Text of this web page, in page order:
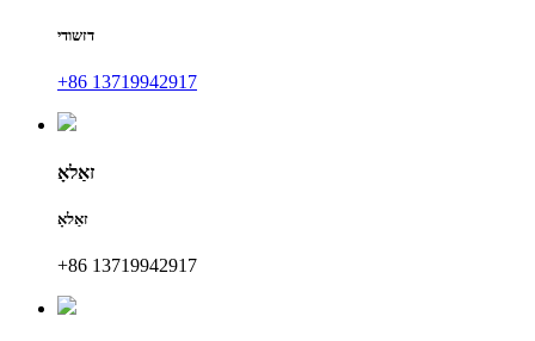
דזשודי
+86 13719942917
זאַלאָ
זאַלאָ
+86 13719942917